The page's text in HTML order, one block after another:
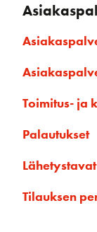
Toimitus- ja
Palautukset
Lähetystavat
Tilauksen